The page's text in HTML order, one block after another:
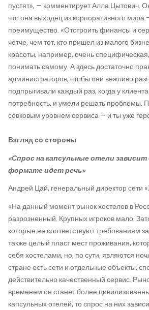
пустят», — комментирует Алла Цытович.
что она выходец из корпоративного мира
преимущество. «Отстроить финансы и
четче, чем тот, кто пришел из малого
красоты, например, очень
понимать самому. А здесь достаточно
администраторов, чтобы они вежливо
подпрыгивали каждый раз, когда у
потребность, и умели решать проблемы.
совковым уровнем сервиса — и ты уже
Взгляд со стороны
«Спрос на капсульные отели
формате идет речь»
Андрей Цай, генеральный директор сети
«На данный момент рынок хостелов в
разрозненный. Крупных игроков мало.
которые не соответствуют требованиям
также целый пласт мест проживания,
себя хостелами, но, по сути, являются
стране есть сети и отдельные объекты,
действительно качественный сервис.
временем он станет более
капсульных отелей, то спрос на них